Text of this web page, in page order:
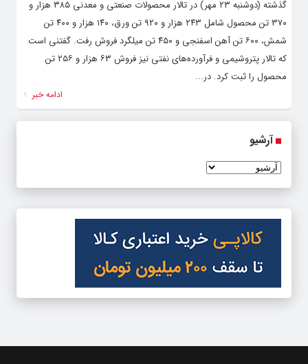
گذشته (دوشنبه ۲۳ مهر) در تالار محصولات صنعتی و معدنی ۳۸۵ هزار و
۳۷۰ تن محصول شامل ۲۴۳ هزار و ۹۲۰ تن ورق، ۱۴۰ هزار و ۴۰۰ تن
شمش، ۶۰۰ تن آهن اسفنجی و ۴۵۰ تن میلگرد فروش رفت. گفتنی است
که تالار پتروشیمی و فرآورده‌های نفتی نیز فروش ۶۳ هزار و ۲۵۶ تن
محصول را ثبت کرد. در...
ادامه خبر
آرشیو